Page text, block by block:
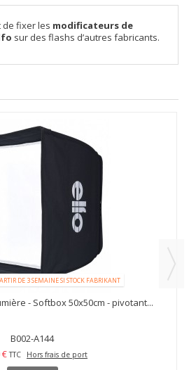
de fixer les modificateurs de
sur des flashs d’autres fabricants.
DE 3 SEMAINE SI STOCK FABRIKANT
- Softbox 50x50cm - pivotant...
B002-A144
€ TTC Hors frais de port